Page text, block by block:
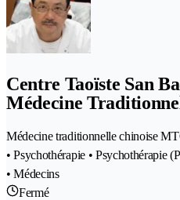
Centre Taoïste San
Médecine
Médecine traditionnelle chinoise
• Psychothérapie • Psychothérapie
• Médecins
Fermé